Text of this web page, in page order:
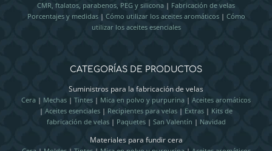
CMR, ftalatos, parabenos, PEG y silicona | Fabricación de velas
Porcentajes y medidas| Cómo utilizar los aceites aromáticos| Cómo
utilizar los aceites esenciales
CATEGORÍAS DE PRODUCTOS
Suministros para la fabricación de velas
Cera | Mechas | Tintes | Mica en polvo y purpurina | Aceites aromáticos
| Aceites esenciales | Recipientes para velas | Extras | Kits de
fabricación de velas| Paquetes| San Valentín | Navidad
Materiales para fundir cera